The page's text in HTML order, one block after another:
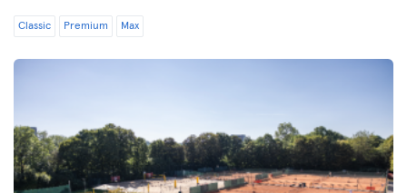
Classic Premium Max